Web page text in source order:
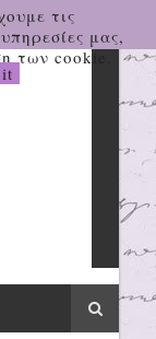
τις
μας,
των cookie.